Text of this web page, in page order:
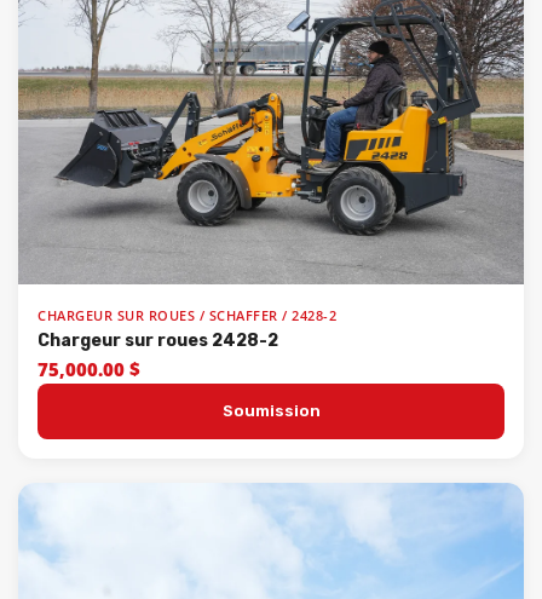
CHARGEUR SUR ROUES / SCHAFFER / 2428-2
Chargeur sur roues 2428-2
75,000.00 $
Soumission